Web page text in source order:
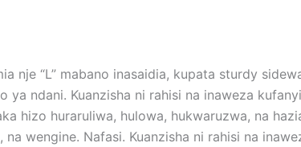
nje “L” mabano inasaidia, kupata sturdy
ndani. Kuanzisha ni rahisi na inaweza
hizo huraruliwa, hulowa, hukwaruzwa, na
wengine. Nafasi. Kuanzisha ni rahisi na